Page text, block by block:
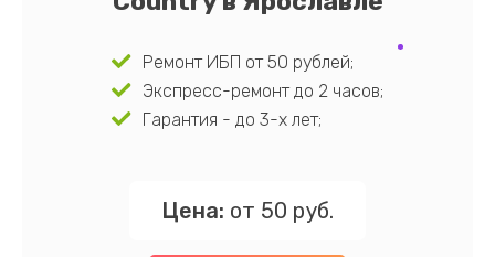
Ремонт ИБП от 50 рублей;
Экспресс-ремонт до 2 часов;
Гарантия - до 3-х лет;
Цена: от 50 руб.